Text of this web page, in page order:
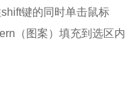
shift键的同时单击鼠标
（图案）填充到选区